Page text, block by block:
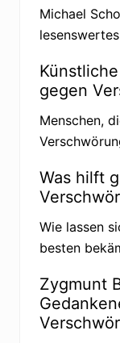
r
-
G
r
e
d
d
r
e
l
b
t
e
r
n
n
t
e
Michael
gegen
Menschen,
Was hilft
Wie lassen
besten
Zygmunt